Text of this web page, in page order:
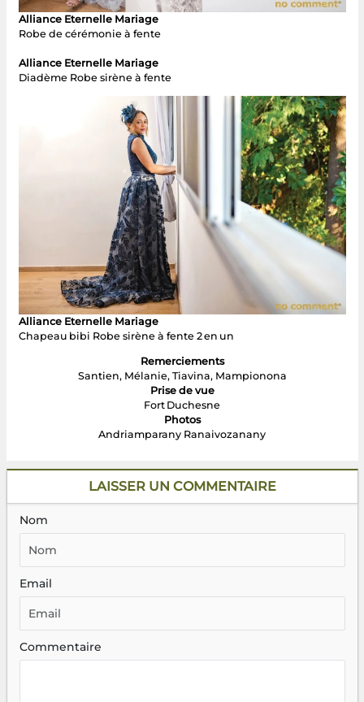
Alliance Eternelle Mariage
Robe de cérémonie à fente
Alliance Eternelle Mariage
Diadème Robe sirène à fente
Alliance Eternelle Mariage
Chapeau bibi Robe sirène à fente 2 en un
Remerciements
Santien, Mélanie, Tiavina, Mampionona
Prise de vue
Fort Duchesne
Photos
Andriamparany Ranaivozanany
LAISSER UN COMMENTAIRE
Nom
Email
Commentaire